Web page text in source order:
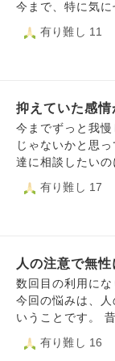
謀論的なアンチ
すると、そうい
すでに自分の周囲
にし、「選挙に
を上げるのは、こ
「もっと声をあ
す。 それでも、
な時勢に、生き
すればいいかわ
今まで、特に気に
募ってしまいま
かとか、入っち
ていたらどうしよ
合わせしてしま
しまうと、やっ
しすぎないために
有り難し 11
抑えていた感情
今までずっと我
じゃないかと思
達に相談したい
い。心配なんて
せん。自分のこ
するようなもんでもないし。 大好
友達と一緒にいて
と思って楽しめ
も、「どうせ終
そのことも自分
有り難し 17
人の注意で無
数回目の利用にな
今回の悩みは、
いうことです。
これをしないで
夜眠れなくなっ
有り難し 16